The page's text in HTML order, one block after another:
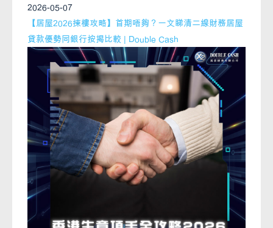
2026-05-07
【居屋2026揀樓攻略】首期唔夠？一文睇清二線財務居屋
貸款優勢同銀行按揭比較 | Double Cash